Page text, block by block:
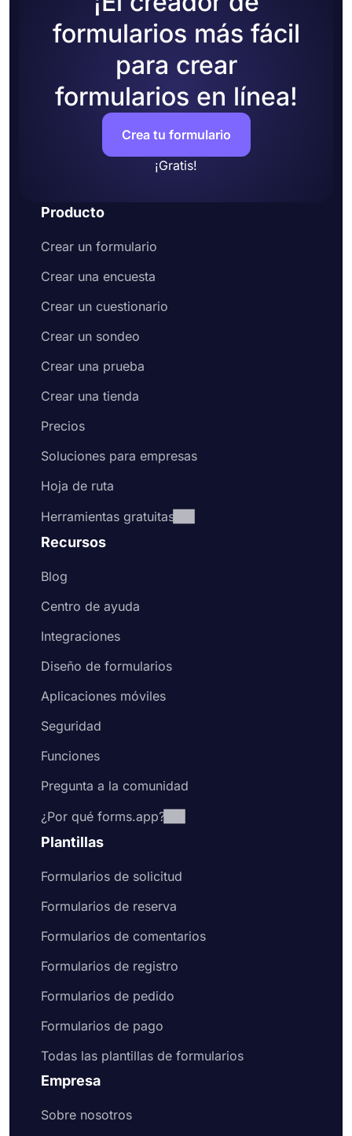
Personalice su formulario según sus preferencias
Ajuste la configuración del formulario
Por último, comparta su formulario en línea con su
formularios más fácil
para crear
formularios en línea!
Crea tu formulario
¡Gratis!
Producto
Crear un formulario
Crear una encuesta
Crear un cuestionario
Crear un sondeo
Crear una prueba
Crear una tienda
Precios
Soluciones para empresas
Hoja de ruta
Herramientas gratuitas
Recursos
Blog
Centro de ayuda
Integraciones
Diseño de formularios
Aplicaciones móviles
Seguridad
Funciones
Pregunta a la comunidad
¿Por qué forms.app?
Plantillas
Formularios de solicitud
Formularios de reserva
Formularios de comentarios
Formularios de registro
Formularios de pedido
Formularios de pago
Todas las plantillas de formularios
Empresa
Sobre nosotros